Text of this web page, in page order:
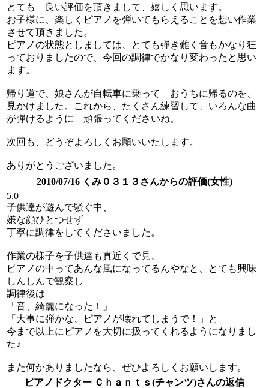
とても 良い評価を頂きまして、嬉しく思います。
お子様に、楽しくピアノを弾いてもらえることを想い作業
させて頂きました。
ピアノの状態としましては、とても弾き難く音もかなり狂
っておりましたので、今回の調律でかなり変わったと思い
ます。
帰り道で、娘さんが自転車に乗って おうちに帰るのを、
見かけました。これから、たくさん練習して、いろんな曲
が弾けるように 頑張ってくださいね。
次回も、どうぞよろしくお願いいたします。
ありがとうございました。
2010/07/16 くみ０３１３さんからの評価(女性)
5.0
子供達が遊んで騒ぐ中、
嫌な顔ひとつせず
丁寧に調律をしてくださいました。
作業の様子を子供達も真近くで見、
ピアノの中ってあんな風になってるんやなと、とても興味
しんしんで観察し
調律後は
「音、綺麗になった！」
「大事に弾かな、ピアノが壊れてしまうで！」と
今まで以上にピアノを大切に扱ってくれるようになりまし
た♪
また何かありましたなら、ぜひよろしくお願いします。
ピアノドクター Ｃｈａｎｔｓ(チャンツ)さんの返信